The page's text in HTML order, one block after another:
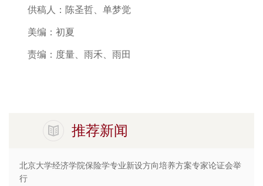
供稿人：陈圣哲、单梦觉
美编：初夏
责编：度量、雨禾、雨田
推荐新闻
北京大学经济学院保险学专业新设方向培养方案专家论证会举
行